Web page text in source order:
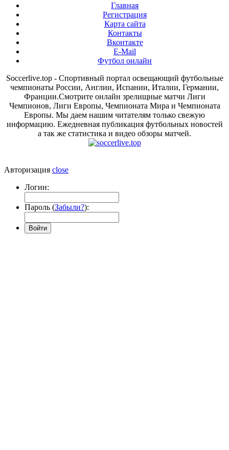
Главная
Регистрация
Карта сайта
Контакты
Вконтакте
E-Mail
Футбол онлайн
Soccerlive.top - Спортивный портал освещающий футбольные
чемпионаты России, Англии, Испании, Италии, Германии,
Франции.Смотрите онлайн зрелищные матчи Лиги
Чемпионов, Лиги Европы, Чемпионата Мира и Чемпионата
Европы. Мы даем нашим читателям только свежую
информацию. Ежедневная публикация футбольных новостей
а так же статистика и видео обзоры матчей.
Авторизация close
Логин:
Пароль (Забыли?):
Войти